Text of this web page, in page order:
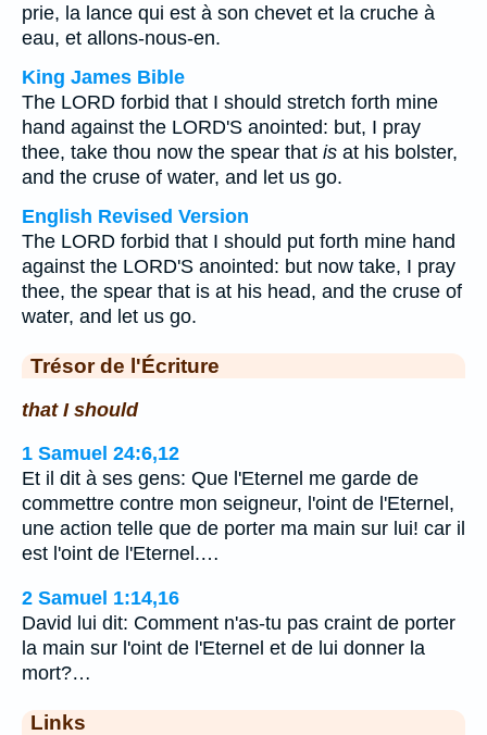
prie, la lance qui est à son chevet et la cruche à
eau, et allons-nous-en.
King James Bible
The LORD forbid that I should stretch forth mine
hand against the LORD'S anointed: but, I pray
thee, take thou now the spear that is at his bolster,
and the cruse of water, and let us go.
English Revised Version
The LORD forbid that I should put forth mine hand
against the LORD'S anointed: but now take, I pray
thee, the spear that is at his head, and the cruse of
water, and let us go.
Trésor de l'Écriture
that I should
1 Samuel 24:6,12
Et il dit à ses gens: Que l'Eternel me garde de
commettre contre mon seigneur, l'oint de l'Eternel,
une action telle que de porter ma main sur lui! car il
est l'oint de l'Eternel.…
2 Samuel 1:14,16
David lui dit: Comment n'as-tu pas craint de porter
la main sur l'oint de l'Eternel et de lui donner la
mort?…
Links